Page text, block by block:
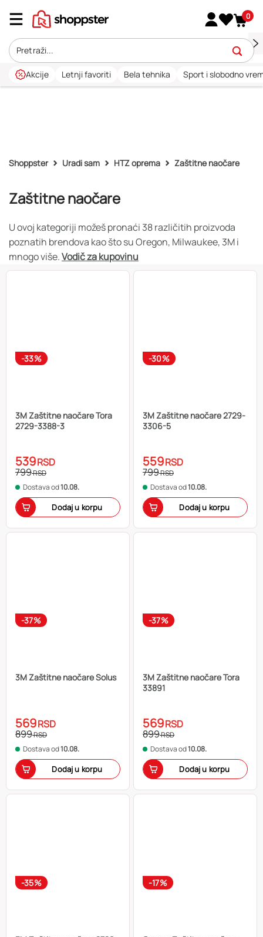
0
Akcije Letnji favoriti Bela tehnika Sport i slobodno
Shoppster Uradi sam HTZ oprema Zaštitne naočare
Zaštitne naočare
U ovoj kategoriji možeš pronaći 38 različitih proizvoda
poznatih brendova kao što su Oregon, Milwaukee, 3M i
mnogo više.Vodič za kupovinu
-33%
3M Zaštitne naočare Tora
2729-3388-3
539RSD
799RSD
Dostava od10.08.
Dodaj u korpu
-30%
3M Zaštitne naočare 2729-
3306-5
559RSD
799RSD
Dostava od10.08.
Dodaj u korpu
-37%
3M Zaštitne naočare Solus
569RSD
899RSD
Dostava od10.08.
Dodaj u korpu
-37%
3M Zaštitne naočare Tora
33891
569RSD
899RSD
Dostava od10.08.
Dodaj u korpu
-35% -17%